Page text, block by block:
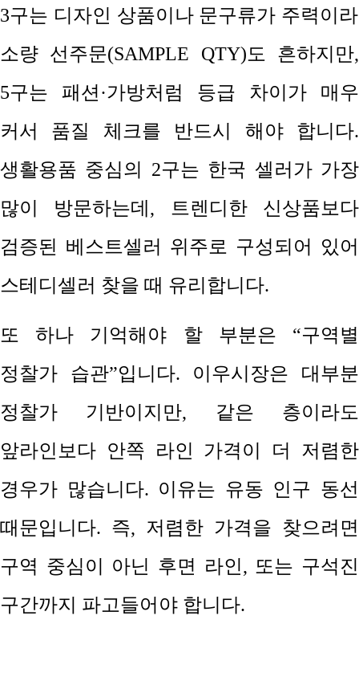
3구는 디자인 상품이나 문구류가 주력이라
소량 선주문(SAMPLE QTY)도 흔하지만,
5구는 패션 ·가방처럼 등급 차이가 매우
커서 품질 체크를 반드시 해야 합니다.
생활용품 중심의
2구는 한국 셀러가 가장
많이 방문하는데 , 트렌디한 신상품보다
검증된 베스트셀러 위주로 구성되어 있어
스테디셀러 찾을 때 유리합니다.
또 하나 기억해야 할 부분은 “구역별
정찰가 습관”입니다. 이우시장은 대부분
정찰가 기반이지만, 같은 층이라도
앞라인보다 안쪽 라인 가격이 더 저렴한
경우가 많습니다. 이유는 유동 인구 동선
때문입니다. 즉, 저렴한 가격을 찾으려면
구역 중심이 아닌 후면 라인, 또는 구석진
구간까지 파고들어야 합니다.